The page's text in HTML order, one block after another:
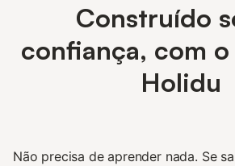
Construído
confiança, com
Holidu
Não precisa de aprender nada. Se